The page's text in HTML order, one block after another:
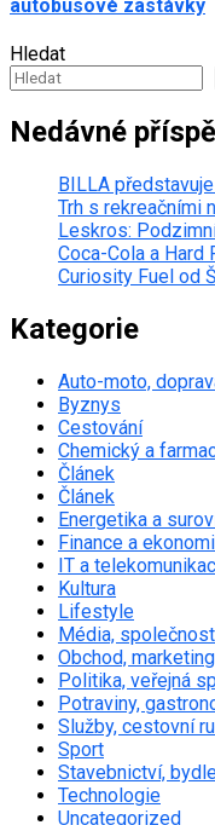
autobusové zastávky
Hledat
Nedávné
BILLA
Trh s rekreačními
Leskros:
Coca-Cola a Hard
Curiosity Fuel od
Kategorie
Auto-moto,
Byznys
Cestování
Chemický a
Článek
Článek
Energetika a
Finance a
IT a
Kultura
Lifestyle
Média,
Obchod, marketing
Politika, veřejná
Potraviny,
Služby, cestovní
Sport
Stavebnictví,
Technologie
Uncategorized